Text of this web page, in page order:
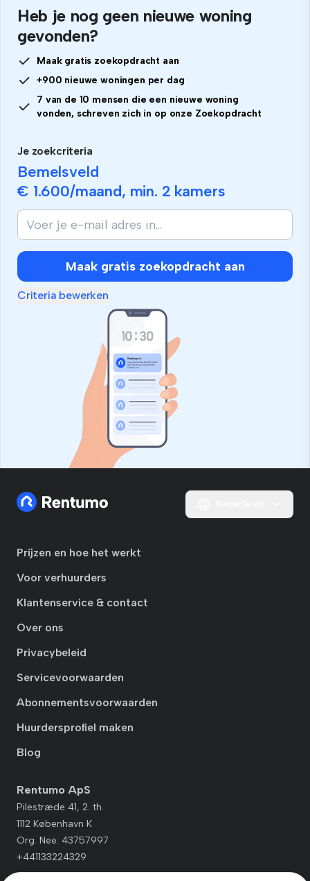
Heb je nog geen nieuwe woning
gevonden?
Maak gratis zoekopdracht aan
+900 nieuwe woningen per dag
7 van de 10 mensen die een nieuwe woning
vonden, schreven zich in op onze Zoekopdracht
Je zoekcriteria
Bemelsveld
€ 1.600/maand, min. 2 kamers
Maak gratis zoekopdracht aan
Criteria bewerken
Prijzen en hoe het werkt
Voor verhuurders
Klantenservice & contact
Over ons
Privacybeleid
Servicevoorwaarden
Abonnementsvoorwaarden
Huurdersprofiel maken
Blog
Rentumo ApS
Pilestræde 41, 2. th.
1112 København K
Org. Nee. 43757997
+441133224329